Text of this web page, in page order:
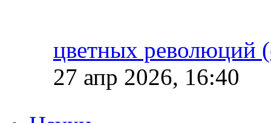
цветных революций
27 апр 2026, 16:40